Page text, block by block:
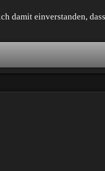
damit einverstanden,